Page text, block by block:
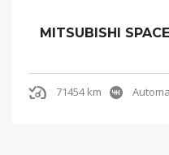
MITSUBISHI
71454 km